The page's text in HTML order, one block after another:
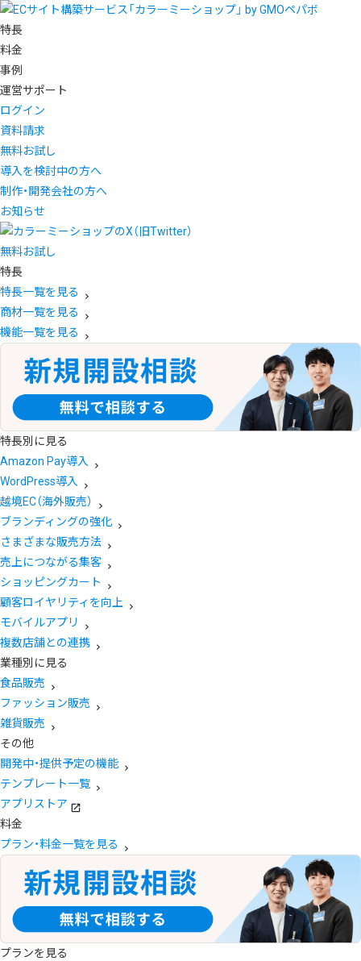
特長
料金
事例
運営サポート
ログイン
資料請求
無料お試し
導入を検討中の方へ
制作・開発会社の方へ
お知らせ
無料お試し
特長
特長一覧を見る
商材一覧を見る
機能一覧を見る
特長別に見る
Amazon Pay導入
WordPress導入
越境EC（海外販売）
ブランディングの強化
さまざまな販売方法
売上につながる集客
ショッピングカート
顧客ロイヤリティを向上
モバイルアプリ
複数店舗との連携
業種別に見る
食品販売
ファッション販売
雑貨販売
その他
開発中・提供予定の機能
テンプレート一覧
アプリストア
料金
プラン・料金一覧を見る
プランを見る